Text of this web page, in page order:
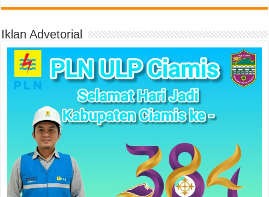
Iklan Advetorial